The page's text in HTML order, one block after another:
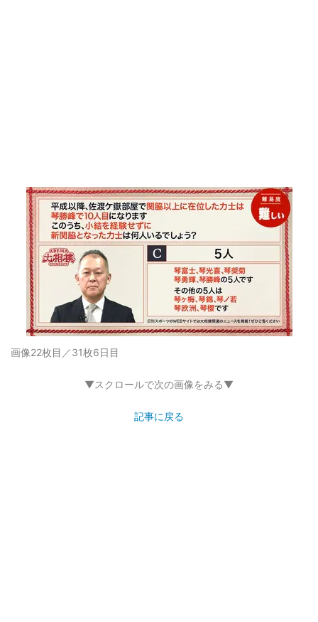
画像22枚目／31枚6日目
▼スクロールで次の画像をみる▼
記事に戻る